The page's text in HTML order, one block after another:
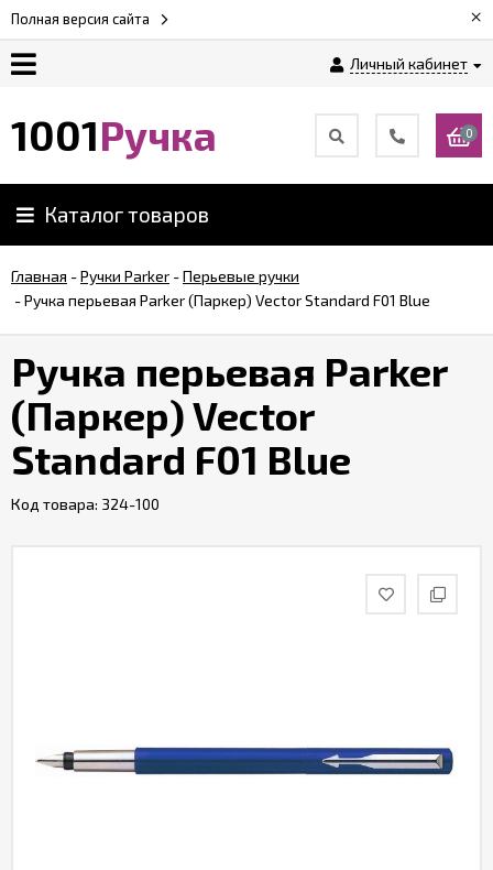
Полная версия сайта ×
Личный кабинет
Возврат
Обзоры
ручек
Контакты
1001Ручка 0
Каталог товаров
Главная -Ручки Parker -Перьевые ручки
-Ручка перьевая Parker (Паркер) Vector Standard F01 Blue
Ручка перьевая Parker
(Паркер) Vector
Standard F01 Blue
Код товара: 324-100